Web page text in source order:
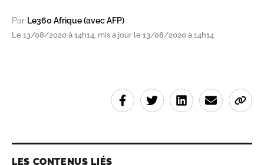
Par Le360 Afrique (avec AFP)
Le 13/08/2020 à 14h14, mis à jour le 13/08/2020 à 14h14
LES CONTENUS LIÉS